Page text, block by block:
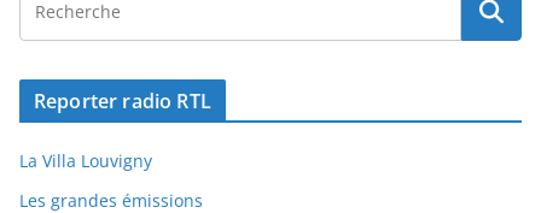
Reporter radio RTL
La Villa Louvigny
Les grandes émissions